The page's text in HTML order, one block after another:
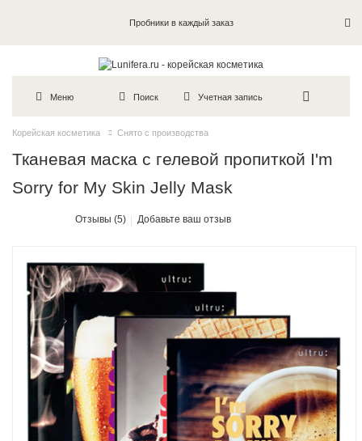
Пробники в каждый заказ
Меню Поиск Учетная запись
Корейская косметика Снято с производства
Тканевая маска с гелевой пропиткой I'm
Sorry for My Skin Jelly Mask
Отзывы (5) Добавьте ваш отзыв